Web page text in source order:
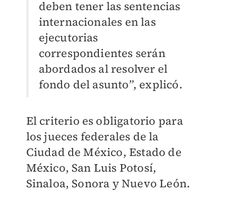
deben tener las sentencias
internacionales en las
ejecutorias
correspondientes serán
abordados al resolver el
fondo del asunto”, explicó.
El criterio es obligatorio para
los jueces federales de la
Ciudad de México, Estado de
México, San Luis Potosí,
Sinaloa, Sonora y Nuevo León.